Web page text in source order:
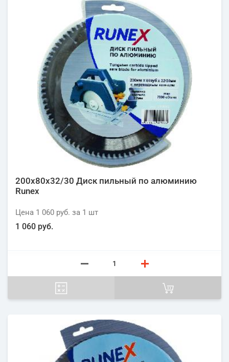
200х80х32/30 Диск пильный по алюминию
Runex
Цена 1 060 руб. за 1 шт
1 060 руб.